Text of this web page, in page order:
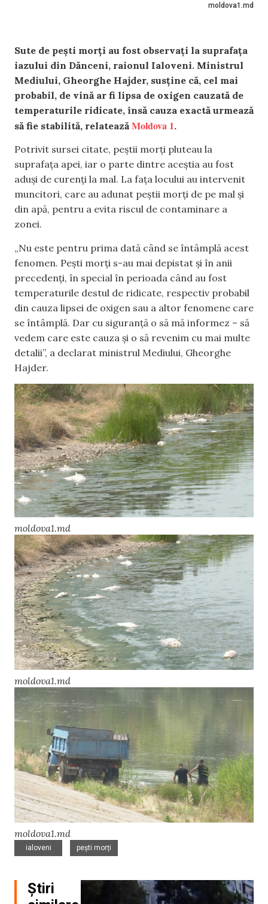
moldova1.md
Sute de pești morți au fost observați la suprafața
iazului din Dănceni, raionul Ialoveni. Ministrul
Mediului, Gheorghe Hajder, susține că, cel mai
probabil, de vină ar fi lipsa de oxigen cauzată de
temperaturile ridicate, însă cauza exactă urmează
să fie stabilită, relatează Moldova 1.
Potrivit sursei citate, peștii morți pluteau la
suprafața apei, iar o parte dintre aceștia au fost
aduși de curenți la mal. La fața locului au intervenit
muncitori, care au adunat peștii morți de pe mal și
din apă, pentru a evita riscul de contaminare a
zonei.
„Nu este pentru prima dată când se întâmplă acest
fenomen. Pești morți s-au mai depistat și în anii
precedenți, în special în perioada când au fost
temperaturile destul de ridicate, respectiv probabil
din cauza lipsei de oxigen sau a altor fenomene care
se întâmplă. Dar cu siguranță o să mă informez – să
vedem care este cauza și o să revenim cu mai multe
detalii”, a declarat ministrul Mediului, Gheorghe
Hajder.
moldova1.md
moldova1.md
moldova1.md
ialoveni
,
pești morți
Știri